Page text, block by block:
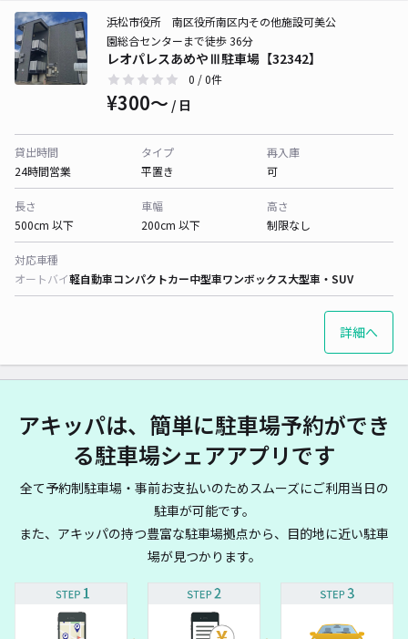
レオパレスあめやⅢ駐車場【32342】
浜松市役所 南区役所南区内その他施設可美公
園総合センターまで徒歩 36分
0 / 0件
¥300〜 / 日
貸出時間
24時間営業
タイプ
平置き
再入庫
可
長さ
500cm 以下
車幅
200cm 以下
高さ
制限なし
対応車種
オートバイ軽自動車コンパクトカー中型車ワンボックス大型車・SUV
詳細へ
アキッパは、簡単に駐車場予約ができ
る駐車場シェアアプリです
全て予約制駐車場・事前お支払いのためスムーズにご利用当日の
駐車が可能です。
また、アキッパの持つ豊富な駐車場拠点から、目的地に近い駐車
場が見つかります。